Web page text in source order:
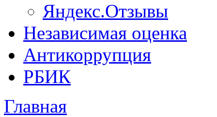
Яндекс.Отзывы
Независимая оценка
Антикоррупция
РБИК
Главная